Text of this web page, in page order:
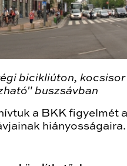
bicikliúton, kocsisor
buszsávban
a BKK figyelmét a
hiányosságaira.